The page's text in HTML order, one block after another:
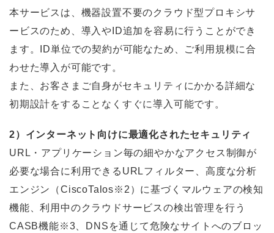
本サービスは、機器設置不要のクラウド型プロキシサ
ービスのため、導入やID追加を容易に行うことができ
ます。ID単位での契約が可能なため、ご利用規模に合
わせた導入が可能です。
また、お客さまご自身がセキュリティにかかる詳細な
初期設計をすることなくすぐに導入可能です。
2）インターネット向けに最適化されたセキュリティ
URL・アプリケーション毎の細やかなアクセス制御が
必要な場合に利用できるURLフィルター、高度な分析
エンジン（CiscoTalos※2）に基づくマルウェアの検知
機能、利用中のクラウドサービスの検出管理を行う
CASB機能※3、DNSを通じて危険なサイトへのブロッ